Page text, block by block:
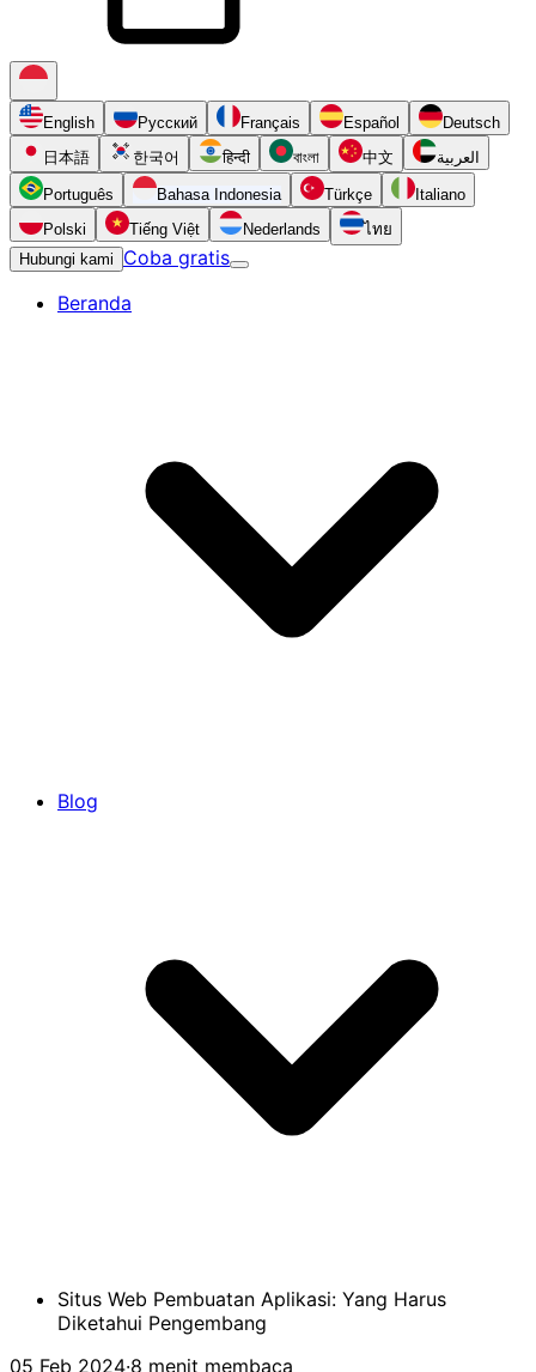
English Русский Français Español
Deutsch
日本語
한국어 हिन्दी বাংলা 中文 العربية
Português Bahasa Indonesia Türkçe
Italiano
Polski
Tiếng Việt Nederlands
ไทย
Hubungi kami
Coba gratis
Beranda
Blog
Situs Web Pembuatan Aplikasi: Yang Harus
Diketahui Pengembang
05 Feb 2024·8 menit membaca